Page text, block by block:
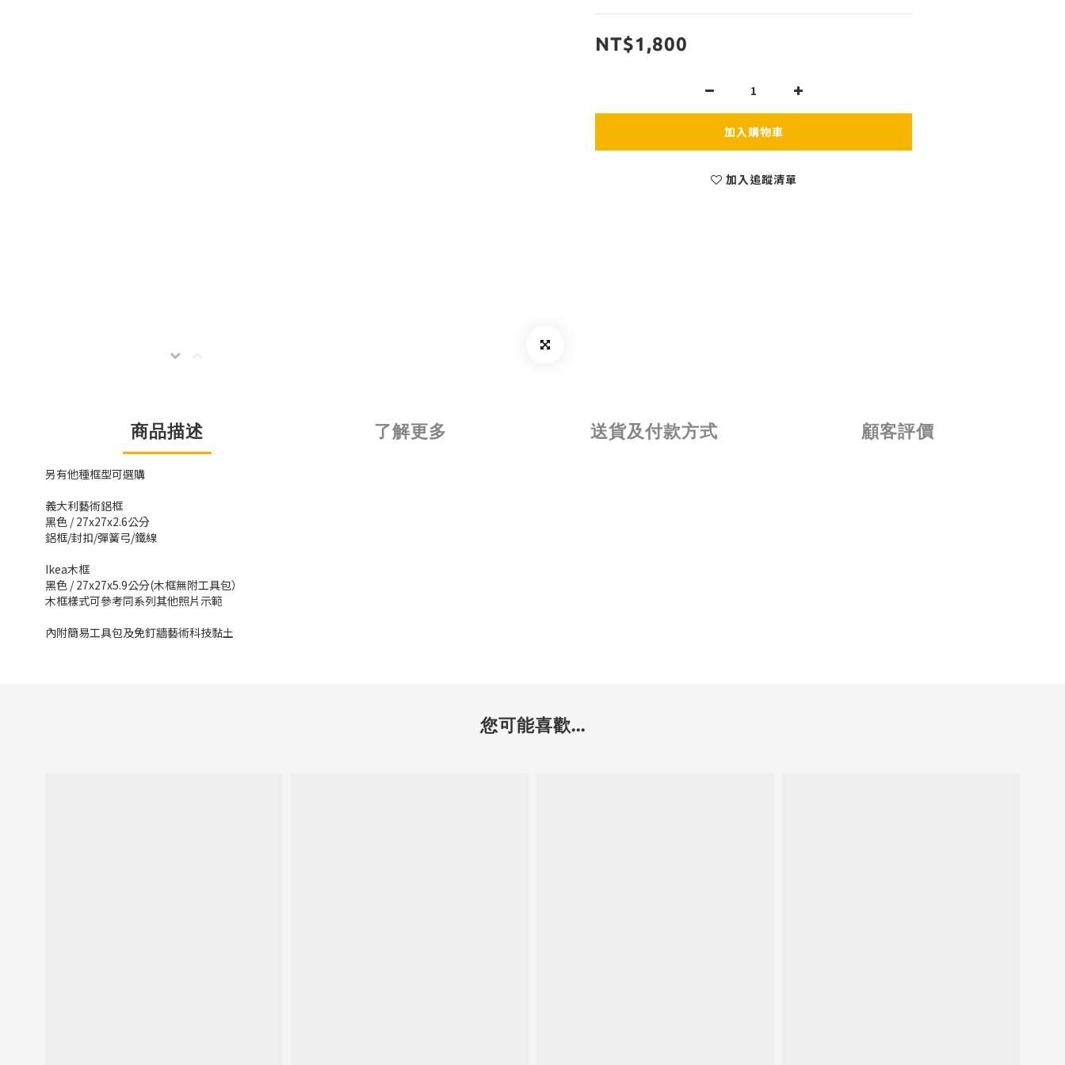
NT$1,800
加入購物車
加入追蹤清單
商品描述 了解更多 送貨及付款方式 顧客評價
另有他種框型可選購
義大利藝術鋁框
黑色 / 27x27x2.6公分
鋁框/封扣/彈簧弓/鐵線
Ikea木框
黑色 / 27x27x5.9公分(木框無附工具包）
木框樣式可參考同系列其他照片示範
內附簡易工具包及免釘牆藝術科技黏土
您可能喜歡...